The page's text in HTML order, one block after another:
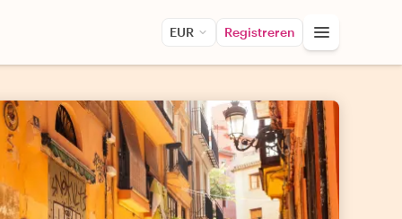
EUR Registreren